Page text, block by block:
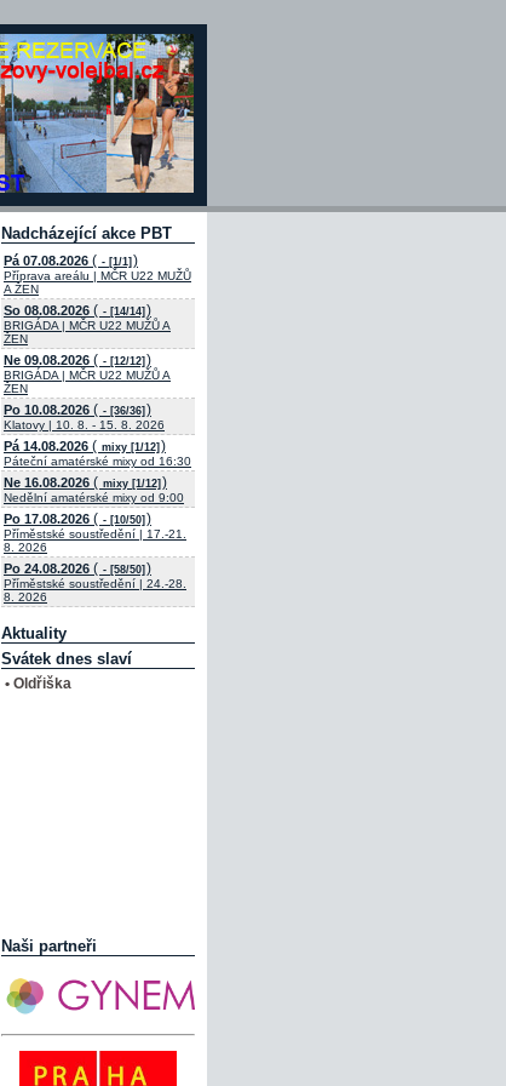
Nadcházející akce PBT
Pá 07.08.2026 ( - [1/1] )
Příprava areálu | MČR U22 MUŽŮ
A ŽEN
So 08.08.2026 ( - [14/14] )
BRIGÁDA | MČR U22 MUŽŮ A
ŽEN
Ne 09.08.2026 ( - [12/12] )
BRIGÁDA | MČR U22 MUŽŮ A
ŽEN
Po 10.08.2026 ( - [36/36] )
Klatovy | 10. 8. - 15. 8. 2026
Pá 14.08.2026 ( mixy [1/12] )
Páteční amatérské mixy od 16:30
Ne 16.08.2026 ( mixy [1/12] )
Nedělní amatérské mixy od 9:00
Po 17.08.2026 ( - [10/50] )
Příměstské soustředění | 17.-21.
8. 2026
Po 24.08.2026 ( - [58/50] )
Příměstské soustředění | 24.-28.
8. 2026
Aktuality
Svátek dnes slaví
• Oldřiška
Naši partneři